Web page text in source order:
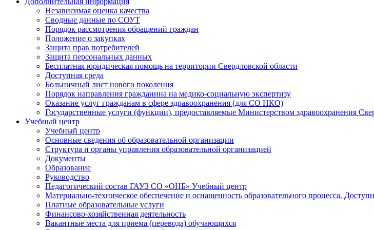
Независимая оценка качества
Сводные данные по СОУТ
Порядок рассмотрения обращений граждан
Положение о закупках
Защита прав потребителей
Защита персональных данных
Бесплатная юридическая помощь на территории Свердловской области
Доступная среда
Больничный лист нового поколения
Порядок направления гражданина на медико-социальную экспертизу
Оказание услуг гражданам в сфере здравоохранения (для СО НКО)
Государственные услуги (функции), предоставляемые Министерством здравоохранения
Учебный центр
Учебный центр
Основные сведения об образовательной организации
Структура и органы управления образовательной организацией
Документы
Образование
Руководство
Педагогический состав ГАУЗ СО «ОНБ» Учебный центр
Материально-техническое обеспечение и оснащенность образовательного процесса.
Платные образовательные услуги
Финансово-хозяйственная деятельность
Вакантные места для приема (перевода) обучающихся